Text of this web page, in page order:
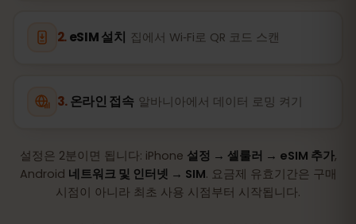
eSIM 설치 집에서 Wi‑Fi로 QR 코드 스캔
온라인 접속 알바니아에서 데이터 로밍 켜기
설정은 2분이면 됩니다: iPhone 설정 → 셀룰러 → eSIM 추가,
Android 네트워크 및 인터넷 → SIM. 요금제 유효기간은 구매
시점이 아니라 최초 사용 시점부터 시작됩니다.